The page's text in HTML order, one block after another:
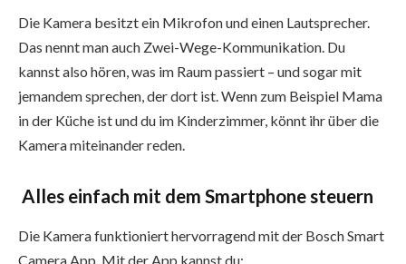
Die Kamera besitzt ein Mikrofon und einen Lautsprecher.
Das nennt man auch Zwei-Wege-Kommunikation. Du
kannst also hören, was im Raum passiert – und sogar mit
jemandem sprechen, der dort ist. Wenn zum Beispiel Mama
in der Küche ist und du im Kinderzimmer, könnt ihr über die
Kamera miteinander reden.
Alles einfach mit dem Smartphone steuern
Die Kamera funktioniert hervorragend mit der Bosch Smart
Camera App. Mit der App kannst du: